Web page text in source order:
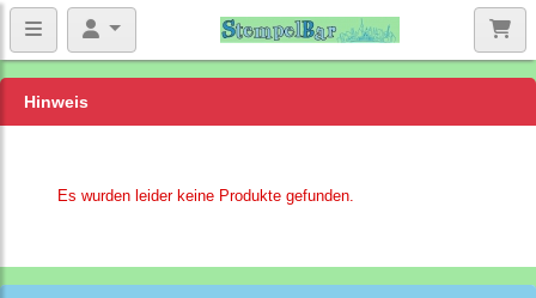
Hinweis
Es wurden leider keine Produkte gefunden.